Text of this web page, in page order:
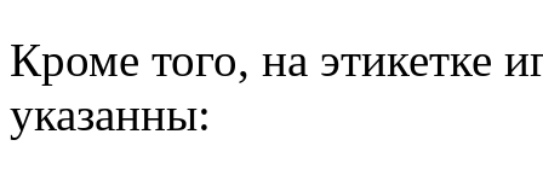
Кроме того, на этикетке
указанны: